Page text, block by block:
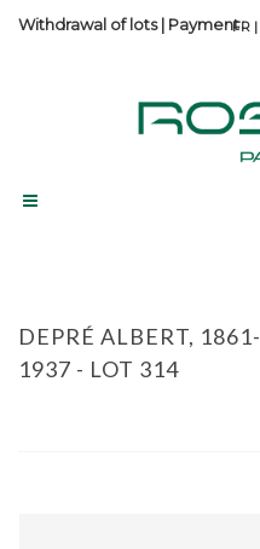
Withdrawal of lots| Payment
DEPRÉ ALBERT, 1861-
1937 - LOT 314